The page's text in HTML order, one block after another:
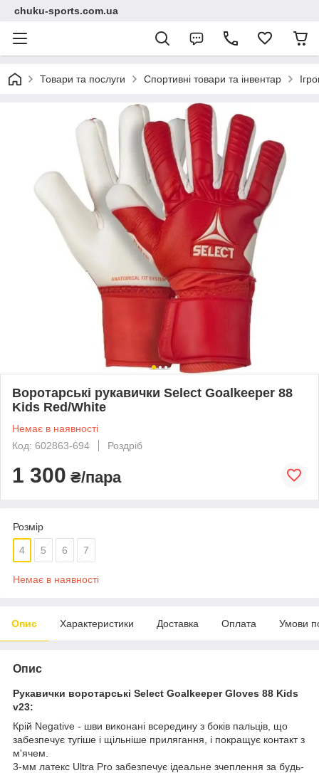
chuku-sports.com.ua
Товари та послуги Спортивні товари та інвентар
Воротарські рукавички Select Goalkeeper 88
Kids Red/White
Немає в наявності
Код: 602863-694
Роздріб
1 300 ₴/пара
Розмір
4 5 6 7
Немає в наявності
Опис Характеристики Доставка Оплата Умови
Опис
Рукавички воротарські Select Goalkeeper Gloves 88 Kids
v23:
Крій Negative - шви виконані всередину з боків пальців, що
забезпечує тугіше і щільніше прилягання, і покращує контакт з
м'ячем.
3-мм латекс Ultra Pro забезпечує ідеальне зчеплення за будь-